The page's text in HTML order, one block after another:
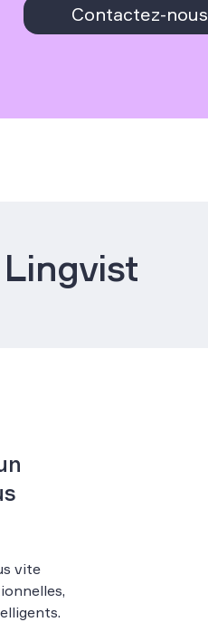
Contactez-nous
vite